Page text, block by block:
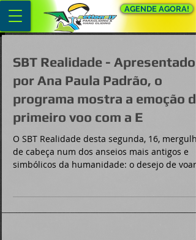
AGENDE AGORA!
SBT Realidade - Apresentado
por Ana Paula Padrão, o
programa mostra a emoção do
primeiro voo com a E
O SBT Realidade desta segunda, 16, mergulha
de cabeça num dos anseios mais antigos e
simbólicos da humanidade: o desejo de voar.